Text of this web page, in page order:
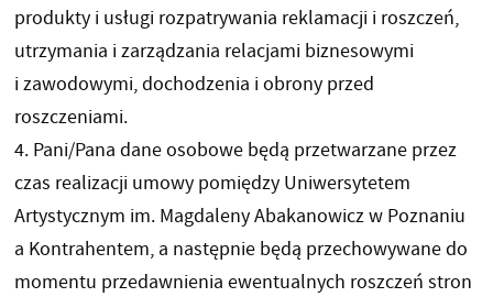
produkty i usługi rozpatrywania reklamacji i roszczeń,
utrzymania i zarządzania relacjami biznesowymi
i zawodowymi, dochodzenia i obrony przed
roszczeniami.
4. Pani/Pana dane osobowe będą przetwarzane przez
czas realizacji umowy pomiędzy Uniwersytetem
Artystycznym im. Magdaleny Abakanowicz w Poznaniu
a Kontrahentem, a następnie będą przechowywane do
momentu przedawnienia ewentualnych roszczeń stron